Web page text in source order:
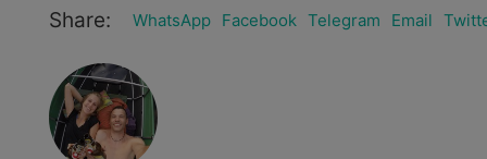
Share: WhatsApp Facebook Telegram Email